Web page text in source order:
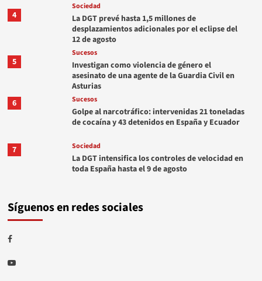
4
Sociedad
La DGT prevé hasta 1,5 millones de
desplazamientos adicionales por el eclipse del
12 de agosto
5
Sucesos
Investigan como violencia de género el
asesinato de una agente de la Guardia Civil en
Asturias
6
Sucesos
Golpe al narcotráfico: intervenidas 21 toneladas
de cocaína y 43 detenidos en España y Ecuador
7 Sociedad
La DGT intensifica los controles de velocidad en
toda España hasta el 9 de agosto
Síguenos en redes sociales
Facebook
Youtube